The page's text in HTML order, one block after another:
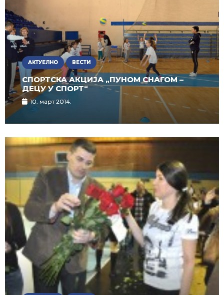
АКТУЕЛНО ВЕСТИ
СПОРТСКА АКЦИЈА „ПУНОМ СНАГОМ –
ДЕЦУ У СПОРТ“
10. март 2014.